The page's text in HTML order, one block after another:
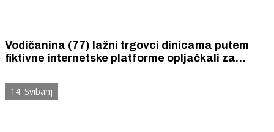
Vodičanina (77) lažni trgovci dinicama putem
fiktivne internetske platforme opljačkali za
14. Svibanj